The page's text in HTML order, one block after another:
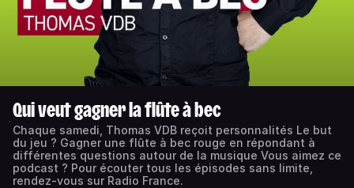
Qui veut gagner la flûte à bec
Chaque samedi, Thomas VDB reçoit personnalités Le but
du jeu ? Gagner une flûte à bec rouge en répondant à
différentes questions autour de la musique Vous aimez ce
podcast ? Pour écouter tous les épisodes sans limite,
rendez-vous sur Radio France.